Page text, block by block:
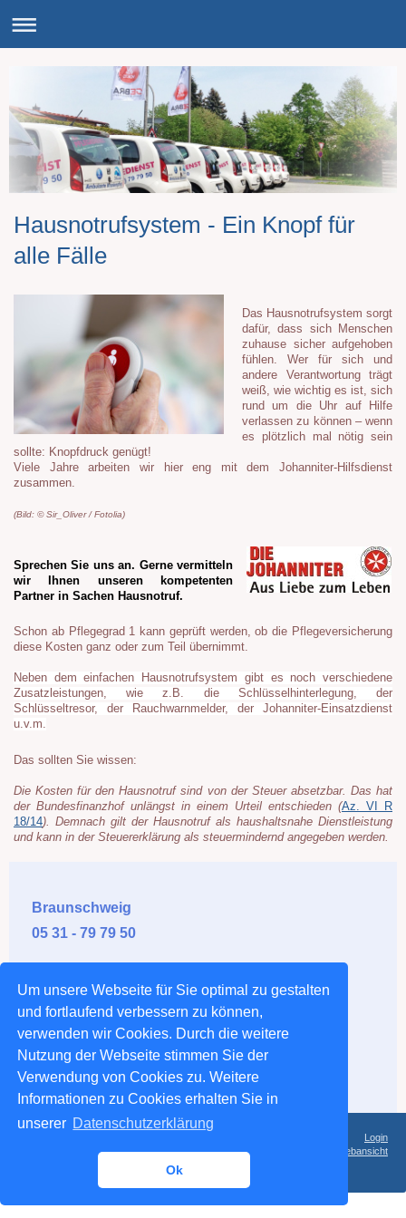
Um unsere Webseite für Sie optimal zu gestalten
und fortlaufend verbessern zu können,
verwenden wir Cookies. Durch die weitere
Nutzung der Webseite stimmen Sie der
Verwendung von Cookies zu. Weitere
Informationen zu Cookies erhalten Sie in
unserer Datenschutzerklärung
Ok
Hausnotrufsystem - Ein Knopf für
alle Fälle
Das Hausnotrufsystem sorgt
dafür, dass sich Menschen
zuhause sicher aufgehoben
fühlen. Wer für sich und
andere Verantwortung trägt
weiß, wie wichtig es ist, sich
rund um die Uhr auf Hilfe
verlassen zu können – wenn
es plötzlich mal nötig sein
sollte: Knopfdruck genügt!
Viele Jahre arbeiten wir hier eng mit dem Johanniter-Hilfsdienst
zusammen.
(Bild: © Sir_Oliver / Fotolia)
Sprechen Sie uns an. Gerne vermitteln
wir Ihnen unseren kompetenten
Partner in Sachen Hausnotruf.
Schon ab Pflegegrad 1 kann geprüft werden, ob die Pflegeversicherung
diese Kosten ganz oder zum Teil übernimmt.
Neben dem einfachen Hausnotrufsystem gibt es noch verschiedene
Zusatzleistungen, wie z.B. die Schlüsselhinterlegung, der
Schlüsseltresor, der Rauchwarnmelder, der Johanniter-Einsatzdienst
u.v.m.
Das sollten Sie wissen:
Die Kosten für den Hausnotruf sind von der Steuer absetzbar. Das hat
der Bundesfinanzhof unlängst in einem Urteil entschieden (Az. VI R
18/14). Demnach gilt der Hausnotruf als haushaltsnahe Dienstleistung
und kann in der Steuererklärung als steuermindernd angegeben werden.
Braunschweig
05 31 - 79 79 50
Wolfenbüttel
05 31 - 79 79 50
© Ambulante Krankenpflege 24 Stunden
Login
Webansicht